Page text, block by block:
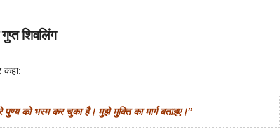
शिवलिंग
कहा:
पुण्य को भस्म कर चुका है। मुझे मुक्ति का मार्ग बताइए।”